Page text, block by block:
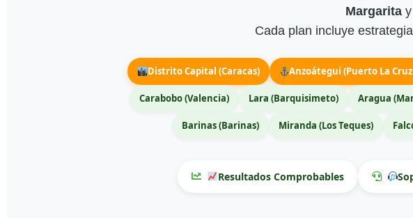
Margarita
Cada plan incluye
Distrito Capital (Caracas) Anzoátegui (Puerto La
Carabobo (Valencia) Lara (Barquisimeto) Aragua
Barinas (Barinas) Miranda (Los Teques)
Resultados Comprobables